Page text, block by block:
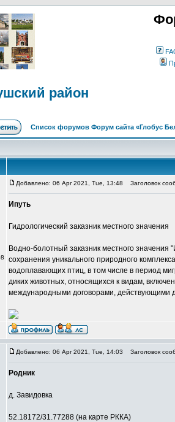
район
Список форумов Форум сайта «Глобус
Добавлено: 06 Apr 2021, Tue, 13:48 Заголовок
Ипуть
Гидрологический заказник местного значения
Водно-болотный заказник местного значения
сохранения уникального природного
водоплавающих птиц, в том числе в период
диких животных, относящихся к видам,
международными договорами, действующими
Добавлено: 06 Apr 2021, Tue, 14:03 Заголовок
Родник
д. Завидовка
52.18172/31.77288 (на карте РККА)